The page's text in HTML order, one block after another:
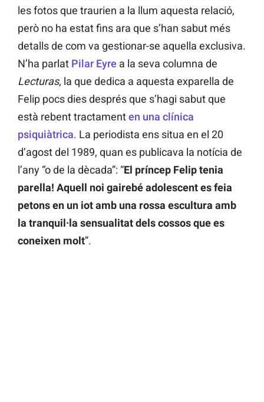
les fotos que traurien a la llum aquesta relació,
però no ha estat fins ara que s’han sabut més
detalls de com va gestionar-se aquella exclusiva.
N’ha parlat Pilar Eyre a la seva columna de
Lecturas, la que dedica a aquesta exparella de
Felip pocs dies després que s’hagi sabut que
està rebent tractamenten una clínica
psiquiàtrica. La periodista ens situa en el 20
d’agost del 1989, quan es publicava la notícia de
l’any “o de la dècada”: “El príncep Felip tenia
parella! Aquell noi gairebé adolescent es feia
petons en un iot amb una rossa escultura amb
la tranquil·la sensualitat dels cossos que es
coneixen molt”.